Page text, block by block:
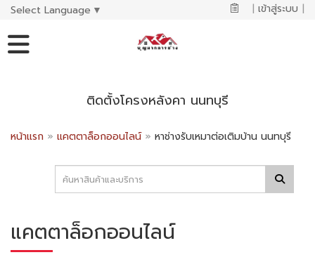
Select Language ▼ | เข้าสู่ระบบ |
ติดตั้งโครงหลังคา นนทบุรี
หน้าแรก » แคตตาล็อกออนไลน์ » หาช่างรับเหมาต่อเติมบ้าน นนทบุรี
แคตตาล็อกออนไลน์